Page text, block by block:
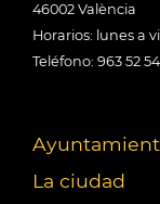
46002 València
Horarios: lunes a
Teléfono: 963 52
La ciudad